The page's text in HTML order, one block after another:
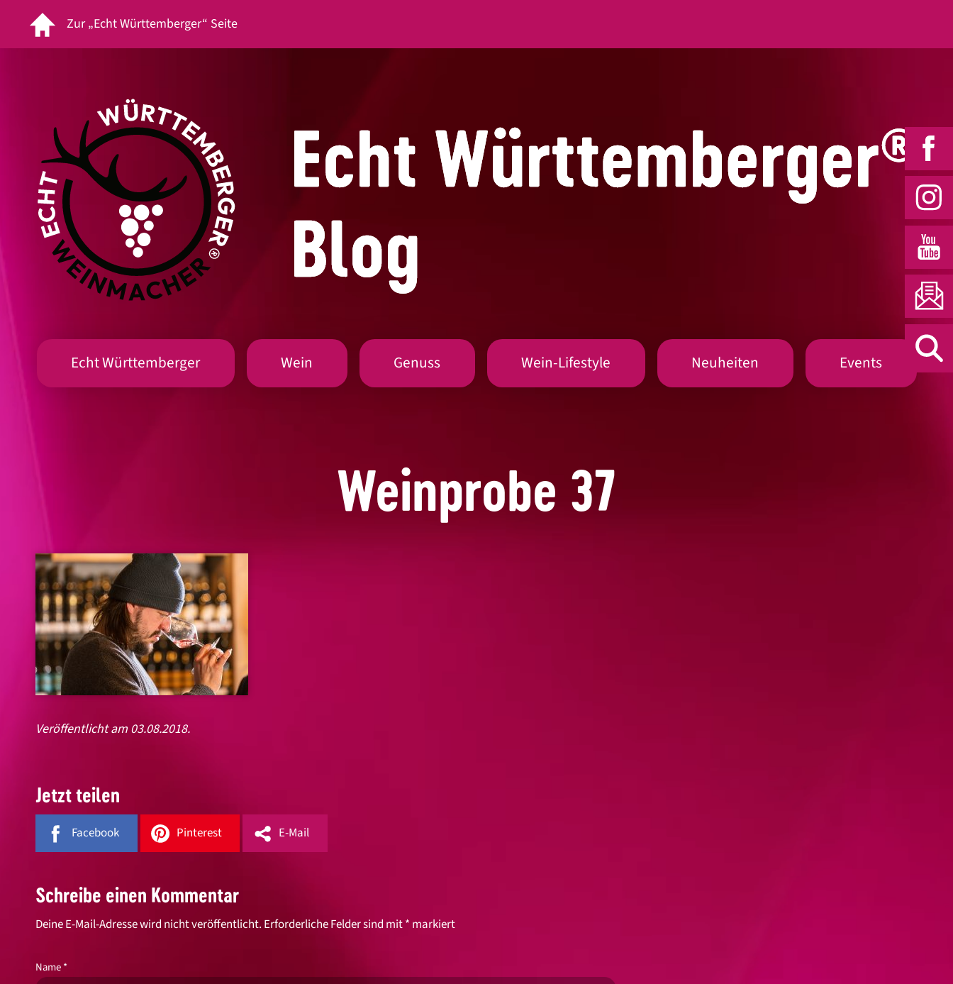
Zur „Echt Württemberger“ Seite
Echt Württemberger Wein Genuss Wein-Lifestyle Neuheiten Events
Weinprobe 37
Veröffentlicht am 03.08.2018.
Jetzt teilen
Facebook Pinterest E-Mail
Schreibe einen Kommentar
Deine E-Mail-Adresse wird nicht veröffentlicht. Erforderliche Felder sind mit* markiert
Name*